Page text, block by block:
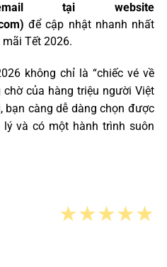
tại website
để cập nhật nhanh nhất
Tết 2026.
không chỉ là “chiếc vé về
của hàng triệu người Việt
bạn càng dễ dàng chọn được
và có một hành trình suôn
★★★★★